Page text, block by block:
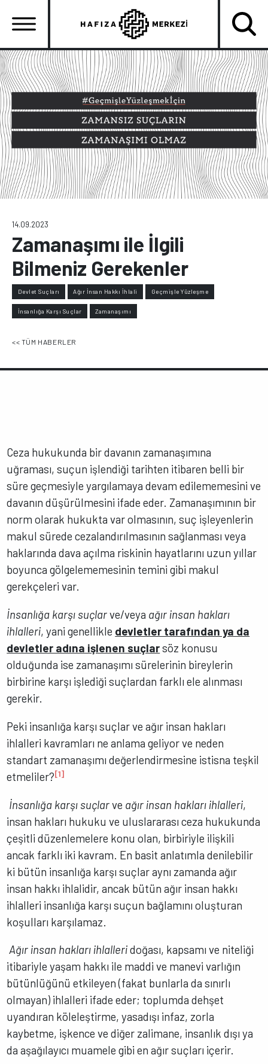
atla
Ana
gezinti
menüsü
14.09.2023
Zamanaşımı ile İlgili
Bilmeniz Gerekenler
Devlet Suçları Ağır İnsan Hakkı İhlali Geçmişle Yüzleşme
İnsanlığa Karşı Suçlar Zamanaşımı
<< TÜM HABERLER
Ceza hukukunda bir davanın zamanaşımına
uğraması, suçun işlendiği tarihten itibaren belli bir
süre geçmesiyle yargılamaya devam edilememesini ve
davanın düşürülmesini ifade eder. Zamanaşımının bir
norm olarak hukukta var olmasının, suç işleyenlerin
makul sürede cezalandırılmasının sağlanması veya
haklarında dava açılma riskinin hayatlarını uzun yıllar
boyunca gölgelememesinin temini gibi makul
gerekçeleri var.
İnsanlığa karşı suçlarve/veya ağır insan hakları
ihlalleri, yani genellikle devletler tarafından ya da
devletler adına işlenen suçlarsöz konusu
olduğunda ise zamanaşımı sürelerinin bireylerin
birbirine karşı işlediği suçlardan farklı ele alınması
gerekir.
Peki insanlığa karşı suçlar ve ağır insan hakları
ihlalleri kavramları ne anlama geliyor ve neden
standart zamanaşımı değerlendirmesine istisna teşkil
etmeliler?[1]
İnsanlığa karşı suçlarve ağır insan hakları ihlalleri,
insan hakları hukuku ve uluslararası ceza hukukunda
çeşitli düzenlemelere konu olan, birbiriyle ilişkili
ancak farklı iki kavram. En basit anlatımla denilebilir
ki bütün insanlığa karşı suçlar aynı zamanda ağır
insan hakkı ihlalidir, ancak bütün ağır insan hakkı
ihlalleri insanlığa karşı suçun bağlamını oluşturan
koşulları karşılamaz.
Ağır insan hakları ihlalleridoğası, kapsamı ve niteliği
itibariyle yaşam hakkı ile maddi ve manevi varlığın
bütünlüğünü etkileyen (fakat bunlarla da sınırlı
olmayan) ihlalleri ifade eder; toplumda dehşet
uyandıran köleleştirme, yasadışı infaz, zorla
kaybetme, işkence ve diğer zalimane, insanlık dışı ya
da aşağılayıcı muamele gibi en ağır suçları içerir.